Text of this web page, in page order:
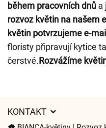
během pracovních dnů a
rozvoz květin na našem
květin potvrzujeme e-
floristy připravují kytice
čerstvé.Rozvážíme
KONTAKT